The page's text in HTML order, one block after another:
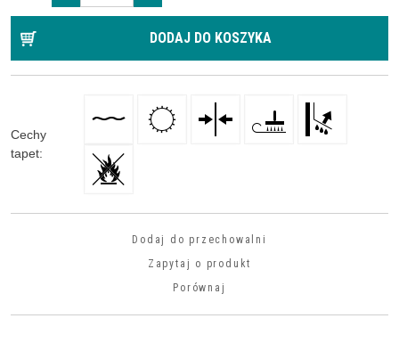
DODAJ DO KOSZYKA
Cechy
tapet:
Dodaj do przechowalni
Zapytaj o produkt
Porównaj